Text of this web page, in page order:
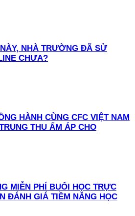
NHÀ TRƯỜNG ĐÃ SỬ
CHƯA?
HÀNH CÙNG CFC VIỆT NAM
THU ẤM ÁP CHO
MIỄN PHÍ BUỔI HỌC TRỰC
ĐÁNH GIÁ TIỀM NĂNG HỌC